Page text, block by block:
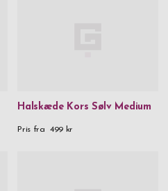
Halskæde Kors Sølv Medium
Pris fra 499 kr